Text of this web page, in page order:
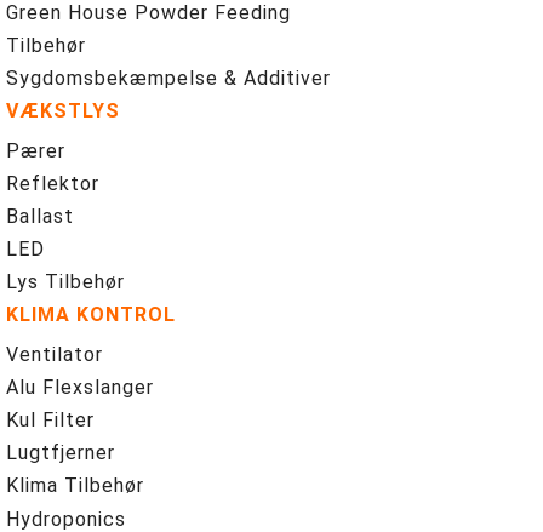
Green House Powder Feeding
Tilbehør
Sygdomsbekæmpelse & Additiver
VÆKSTLYS
Pærer
Reflektor
Ballast
LED
Lys Tilbehør
KLIMA KONTROL
Ventilator
Alu Flexslanger
Kul Filter
Lugtfjerner
Klima Tilbehør
Hydroponics